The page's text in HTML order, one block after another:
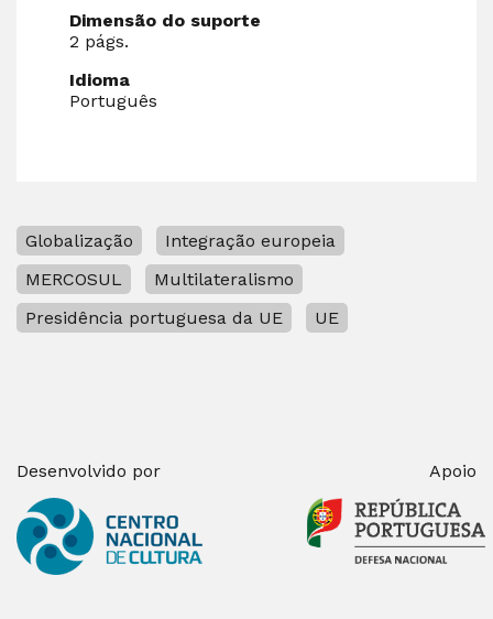
Dimensão do suporte
2 págs.
Idioma
Português
Globalização
Integração europeia
MERCOSUL
Multilateralismo
Presidência portuguesa da UE
UE
Desenvolvido por Apoio